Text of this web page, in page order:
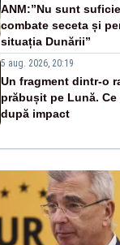
ANM:”Nu sunt
combate seceta și
situația Dunării”
5 aug. 2026, 20:19
Un fragment dintr-o
prăbușit pe Lună.
după impact